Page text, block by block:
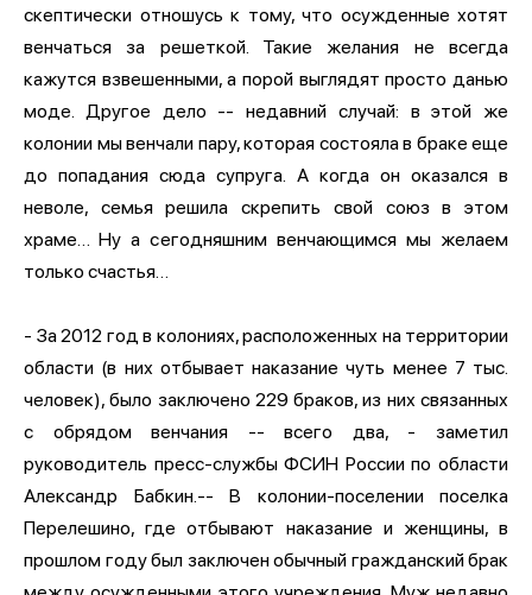
скептически отношусь к тому, что осужденные хотят
венчаться за решеткой. Такие желания не всегда
кажутся взвешенными, а порой выглядят просто данью
моде. Другое дело -- недавний случай: в этой же
колонии мы венчали пару, которая состояла в браке еще
до попадания сюда супруга. А когда он оказался в
неволе, семья решила скрепить свой союз в этом
храме… Ну а сегодняшним венчающимся мы желаем
только счастья…
- За 2012 год в колониях, расположенных на территории
области (в них отбывает наказание чуть менее 7 тыс.
человек), было заключено 229 браков, из них связанных
с обрядом венчания -- всего два, - заметил
руководитель пресс-службы ФСИН России по области
Александр Бабкин.-- В колонии-поселении поселка
Перелешино, где отбывают наказание и женщины, в
прошлом году был заключен обычный гражданский брак